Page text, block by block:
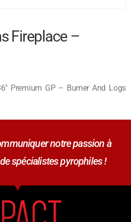
Fireplace –
Premium GP – Burner And Logs
notre passion à
spécialistes pyrophiles !